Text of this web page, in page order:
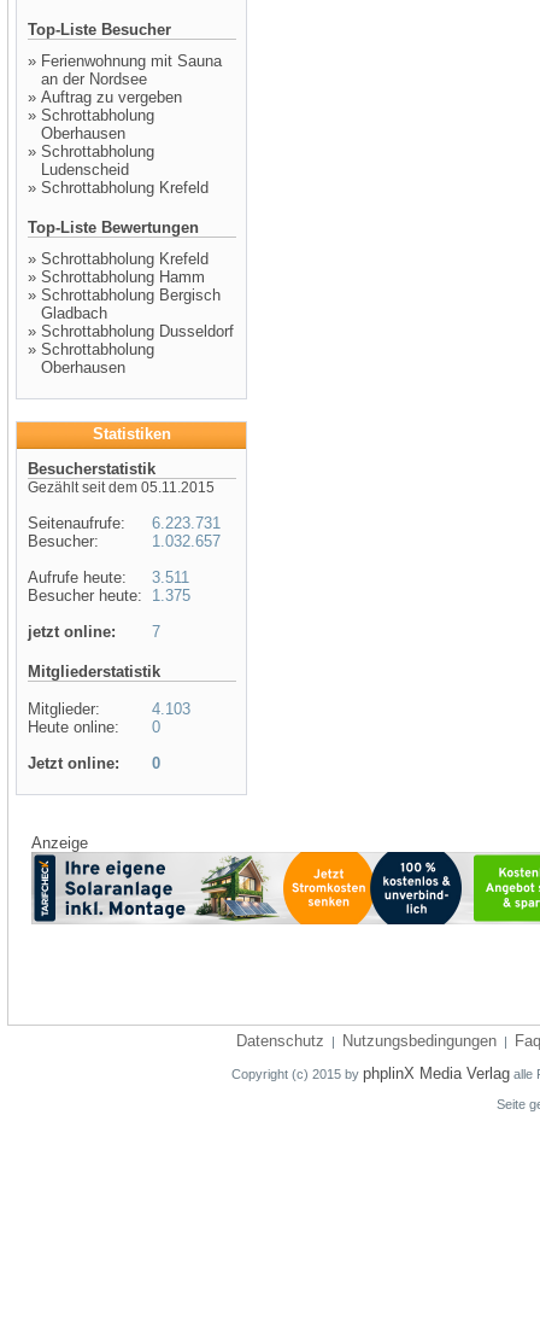
Top-Liste Besucher
» Ferienwohnung mit Sauna
an der Nordsee
» Auftrag zu vergeben
» Schrottabholung
Oberhausen
» Schrottabholung
Ludenscheid
» Schrottabholung Krefeld
Top-Liste Bewertungen
» Schrottabholung Krefeld
» Schrottabholung Hamm
» Schrottabholung Bergisch
Gladbach
» Schrottabholung Dusseldorf
» Schrottabholung
Oberhausen
Statistiken
Besucherstatistik
Gezählt seit dem 05.11.2015
Seitenaufrufe:
Besucher:
Aufrufe heute:
Besucher heute:
jetzt online:
6.223.731
1.032.657
3.511
1.375
7
Mitgliederstatistik
Mitglieder:
Heute online:
4.103
0
Jetzt online:
0
Anzeige
Datenschutz | Nutzungsbedingungen | Faq
Copyright (c) 2015 by phplinX Media Verlag alle
Seite